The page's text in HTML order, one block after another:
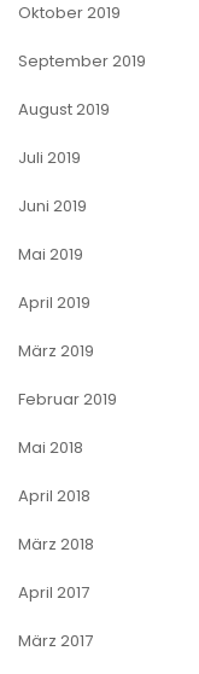
Oktober 2019
September 2019
August 2019
Juli 2019
Juni 2019
Mai 2019
April 2019
März 2019
Februar 2019
Mai 2018
April 2018
März 2018
April 2017
März 2017